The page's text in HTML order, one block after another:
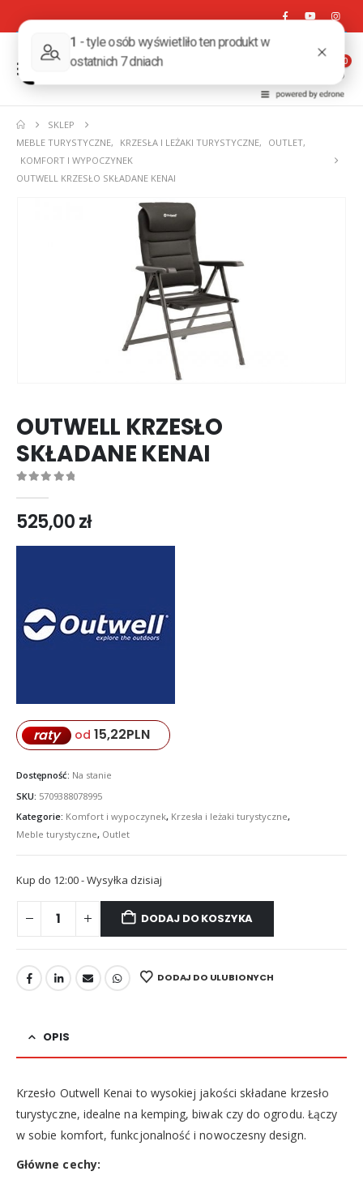
0
SKLEP
MEBLE TURYSTYCZNE, KRZESŁA I LEŻAKI TURYSTYCZNE, OUTLET,
KOMFORT I WYPOCZYNEK
OUTWELL KRZESŁO SKŁADANE KENAI
OUTWELL KRZESŁO
SKŁADANE KENAI
525,00zł
raty od 15,22PLN
Dostępność: Na stanie
SKU: 5709388078995
Kategorie: Komfort i wypoczynek, Krzesła i leżaki turystyczne,
Meble turystyczne, Outlet
Kup do 12:00 - Wysyłka dzisiaj
DODAJ DO KOSZYKA
DODAJ DO ULUBIONYCH
OPIS
Krzesło Outwell Kenai to wysokiej jakości składane krzesło
turystyczne, idealne na kemping, biwak czy do ogrodu. Łączy
w sobie komfort, funkcjonalność i nowoczesny design.
Główne cechy: